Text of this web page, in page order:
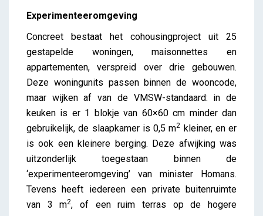
Experimenteeromgeving
Concreet bestaat het cohousingproject uit 25
gestapelde woningen, maisonnettes en
appartementen, verspreid over drie gebouwen.
Deze woningunits passen binnen de wooncode,
maar wijken af van de VMSW-standaard: in de
keuken is er 1 blokje van 60×60 cm minder dan
gebruikelijk, de slaapkamer is 0,5 m2 kleiner, en er
is ook een kleinere berging. Deze afwijking was
uitzonderlijk toegestaan binnen de
‘experimenteeromgeving’ van minister Homans.
Tevens heeft iedereen een private buitenruimte
van 3 m2, of een ruim terras op de hogere